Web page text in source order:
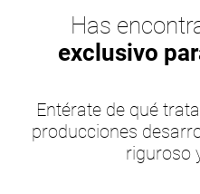
Has
exclusivo
Entérate de qué
producciones
riguroso